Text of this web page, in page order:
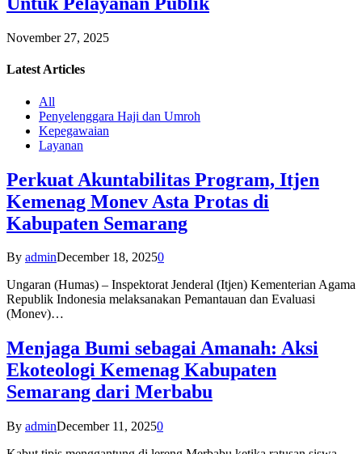
November 27, 2025
Latest Articles
All
Penyelenggara Haji dan Umroh
Kepegawaian
Layanan
Perkuat Akuntabilitas Program, Itjen
Kemenag Monev Asta Protas di
Kabupaten Semarang
By adminDecember 18, 20250
Ungaran (Humas) – Inspektorat Jenderal (Itjen) Kementerian Agama
Republik Indonesia melaksanakan Pemantauan dan Evaluasi
(Monev)…
Menjaga Bumi sebagai Amanah: Aksi
Ekoteologi Kemenag Kabupaten
Semarang dari Merbabu
By adminDecember 11, 20250